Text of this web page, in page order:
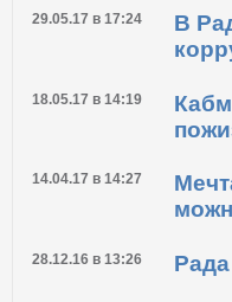
29.05.17 в 17:24
В
18.05.17 в 14:19
14.04.17 в 14:27
28.12.16 в 13:26